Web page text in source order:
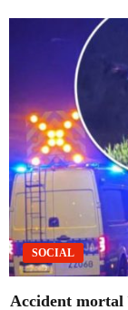
SOCIAL
Accident mortal